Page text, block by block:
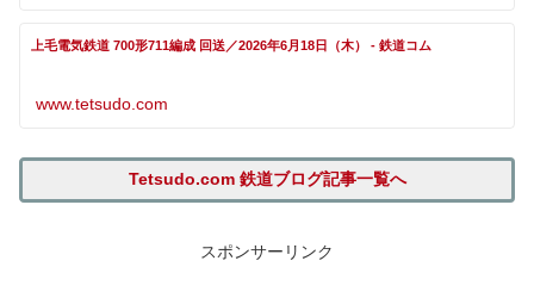
上毛電気鉄道 700形711編成 回送／2026年6月18日（木） - 鉄道コム
www.tetsudo.com
Tetsudo.com 鉄道ブログ記事一覧へ
スポンサーリンク